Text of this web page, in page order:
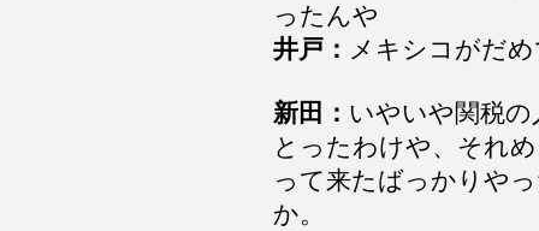
ったんや
井戸： メキシコがだ
新田： いやいや関税
とったわけや、それ
って来たばっかりや
か。